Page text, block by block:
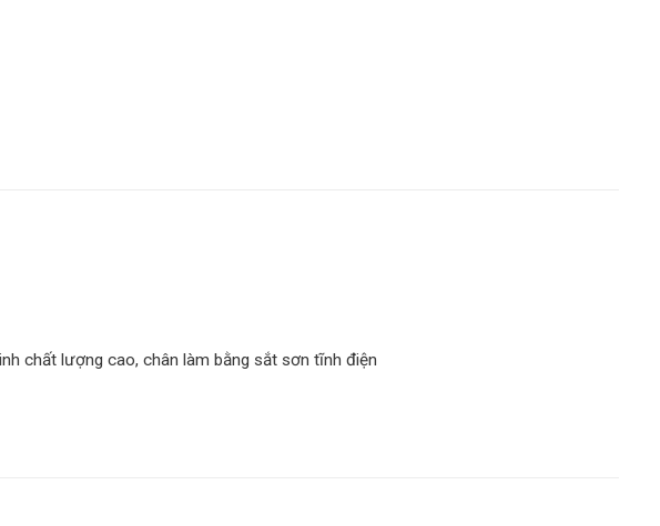
chất lượng cao, chân làm bằng sắt sơn tĩnh điện